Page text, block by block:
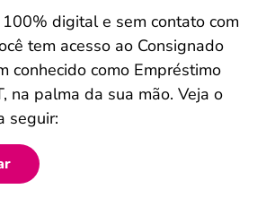
100% digital e sem contato com
tem acesso ao Consignado
conhecido como Empréstimo
na palma da sua mão. Veja o
seguir: